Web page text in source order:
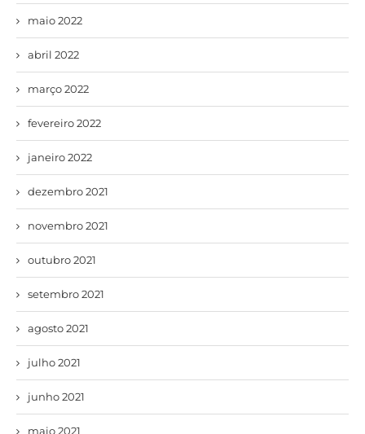
maio 2022
abril 2022
março 2022
fevereiro 2022
janeiro 2022
dezembro 2021
novembro 2021
outubro 2021
setembro 2021
agosto 2021
julho 2021
junho 2021
maio 2021